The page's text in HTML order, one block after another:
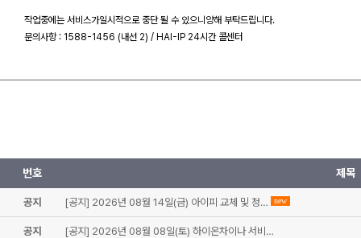
작업중에는 서비스가일시적으로 중단 될 수 있으니양해 부탁드립니다.
문의사항 : 1588-1456 (내선 2) / HAI-IP 24시간 콜센터
번호 제목
공지 [공지] 2026년 08월 14일(금) 아이피 교체 및 정… new
공지 [공지] 2026년 08월 08일(토) 하이온차이나 서비…